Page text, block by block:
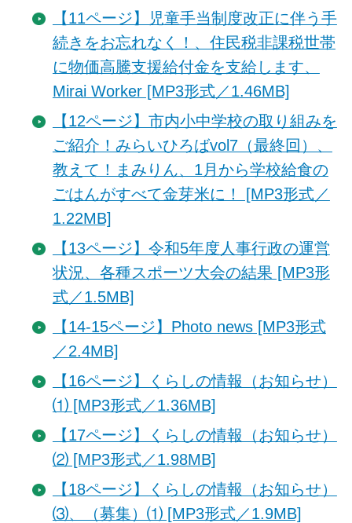
【11ページ】児童手当制度改正に伴う手
続きをお忘れなく！、住民税非課税世帯
に物価高騰支援給付金を支給します、
Mirai Worker [MP3形式／1.46MB]
【12ページ】市内小中学校の取り組みを
ご紹介！みらいひろばvol7（最終回）、
教えて！まみりん、1月から学校給食の
ごはんがすべて金芽米に！ [MP3形式／
1.22MB]
【13ページ】令和5年度人事行政の運営
状況、各種スポーツ大会の結果 [MP3形
式／1.5MB]
【14-15ページ】Photo news [MP3形式
／2.4MB]
【16ページ】くらしの情報（お知らせ）
⑴ [MP3形式／1.36MB]
【17ページ】くらしの情報（お知らせ）
⑵ [MP3形式／1.98MB]
【18ページ】くらしの情報（お知らせ）
⑶、（募集）⑴ [MP3形式／1.9MB]